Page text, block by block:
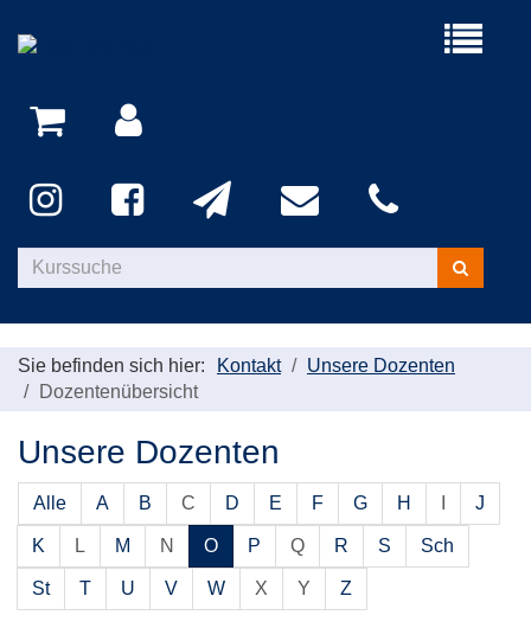
Menü
Kurse
suchen
Sie befinden sich hier: Kontakt
Unsere Dozenten
Dozentenübersicht
Unsere Dozenten
Alle A B C D E F G H J
K L M N O P Q R S Sch
St T U V W X Y Z